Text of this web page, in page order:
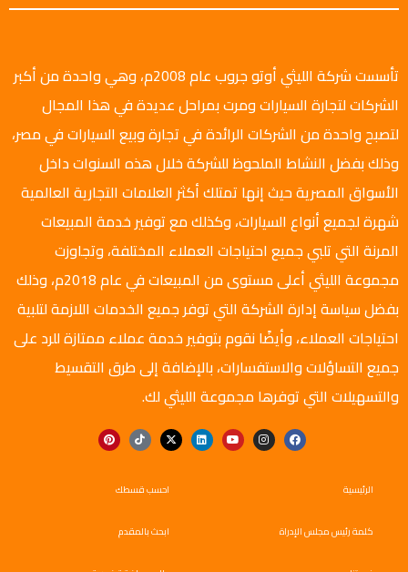
تأسست شركة الليثي أوتو جروب عام 2008م، وهي واحدة من أكبر
الشركات لتجارة السيارات ومرت بمراحل عديدة في هذا المجال
لتصبح واحدة من الشركات الرائدة في تجارة وبيع السيارات في مصر،
وذلك بفضل النشاط الملحوظ للشركة خلال هذه السنوات داخل
الأسواق المصرية حيث إنها تمتلك أكثر العلامات التجارية العالمية
شهرة لجميع أنواع السيارات، وكذلك مع توفير خدمة المبيعات
المرنة التي تلبي جميع احتياجات العملاء المختلفة، وتجاوزت
مجموعة الليثي أعلى مستوى من المبيعات في عام 2018م، وذلك
بفضل سياسة إدارة الشركة التي توفر جميع الخدمات اللازمة لتلبية
احتياجات العملاء، وأيضًا نقوم بتوفير خدمة عملاء ممتازة للرد على
جميع التساؤلات والاستفسارات، بالإضافة إلى طرق التقسيط
والتسهيلات التي توفرها مجموعة الليثي لك.
الرئيسية
كلمة رئيس مجلس الإدراة
احسب قسطك
ابحث بالمقدم